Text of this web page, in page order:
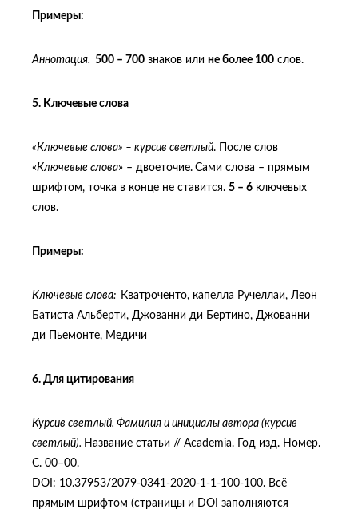
Примеры:
Аннотация. 500 – 700 знаков или не более 100 слов.
5. Ключевые cлова
«Ключевые cлова» – курсив светлый. После слов
«Ключевые cлова» – двоеточие. Сами слова – прямым
шрифтом, точка в конце не ставится. 5 – 6 ключевых
слов.
Примеры:
Ключевые слова: Кватроченто, капелла Ручеллаи, Леон
Батиста Альберти, Джованни ди Бертино, Джованни
ди Пьемонте, Медичи
6. Для цитирования
Курсив светлый. Фамилия и инициалы автора (курсив
светлый). Название статьи // Academia. Год изд. Номер.
С. 00­–00.
DOI: 10.37953/2079‑0341‑2020‑1‑1‑100‑100. Всё
прямым шрифтом (страницы и DOI заполняются